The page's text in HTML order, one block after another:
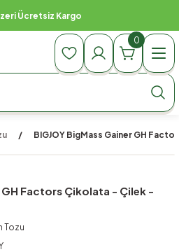
Ücretsiz Kargo
0
BIGJOY BigMass Gainer GH
GH Factors Çikolata - Çilek -
Tozu